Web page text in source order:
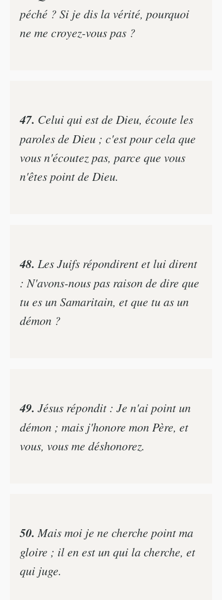
péché ? Si je dis la vérité, pourquoi
ne me croyez-vous pas ?
47. Celui qui est de Dieu, écoute les
paroles de Dieu ; c'est pour cela que
vous n'écoutez pas, parce que vous
n'êtes point de Dieu.
48. Les Juifs répondirent et lui dirent
: N'avons-nous pas raison de dire que
tu es un Samaritain, et que tu as un
démon ?
49. Jésus répondit : Je n'ai point un
démon ; mais j'honore mon Père, et
vous, vous me déshonorez.
50. Mais moi je ne cherche point ma
gloire ; il en est un qui la cherche, et
qui juge.